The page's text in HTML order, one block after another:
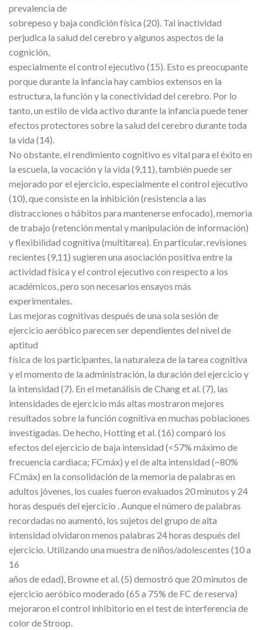
prevalencia de
sobrepeso y baja condición física (20). Tal inactividad
perjudica la salud del cerebro y algunos aspectos de la
cognición,
especialmente el control ejecutivo (15). Esto es preocupante
porque durante la infancia hay cambios extensos en la
estructura, la función y la conectividad del cerebro. Por lo
tanto, un estilo de vida activo durante la infancia puede tener
efectos protectores sobre la salud del cerebro durante toda
la vida (14).
No obstante, el rendimiento cognitivo es vital para el éxito en
la escuela, la vocación y la vida (9,11), también puede ser
mejorado por el ejercicio, especialmente el control ejecutivo
(10), que consiste en la inhibición (resistencia a las
distracciones o hábitos para mantenerse enfocado), memoria
de trabajo (retención mental y manipulación de información)
y flexibilidad cognitiva (multitarea). En particular, revisiones
recientes (9,11) sugieren una asociación positiva entre la
actividad física y el control ejecutivo con respecto a los
académicos, pero son necesarios ensayos más
experimentales.
Las mejoras cognitivas después de una sola sesión de
ejercicio aeróbico parecen ser dependientes del nivel de
aptitud
física de los participantes, la naturaleza de la tarea cognitiva
y el momento de la administración, la duración del ejercicio y
la intensidad (7). En el metanálisis de Chang et al. (7), las
intensidades de ejercicio más altas mostraron mejores
resultados sobre la función cognitiva en muchas poblaciones
investigadas. De hecho, Hotting et al. (16) comparó los
efectos del ejercicio de baja intensidad (<57% máximo de
frecuencia cardiaca; FCmáx) y el de alta intensidad (~80%
FCmáx) en la consolidación de la memoria de palabras en
adultos jóvenes, los cuales fueron evaluados 20 minutos y 24
horas después del ejercicio . Aunque el número de palabras
recordadas no aumentó, los sujetos del grupo de alta
intensidad olvidaron menos palabras 24 horas después del
ejercicio. Utilizando una muestra de niños/adolescentes (10 a
16
años de edad), Browne et al. (5) demostró que 20 minutos de
ejercicio aeróbico moderado (65 a 75% de FC de reserva)
mejoraron el control inhibitorio en el test de interferencia de
color de Stroop.